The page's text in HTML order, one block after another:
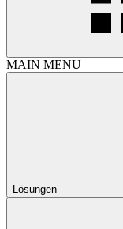
MAIN MENU
Lösungen